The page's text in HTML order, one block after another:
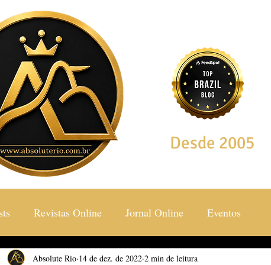
Desde 2005
Revistas Online Jornal Online Eventos
& Turismo Social & Estilos Saúde & Bem Estar
Absolute Rio 14 de dez. de 2022 2 min de leitura